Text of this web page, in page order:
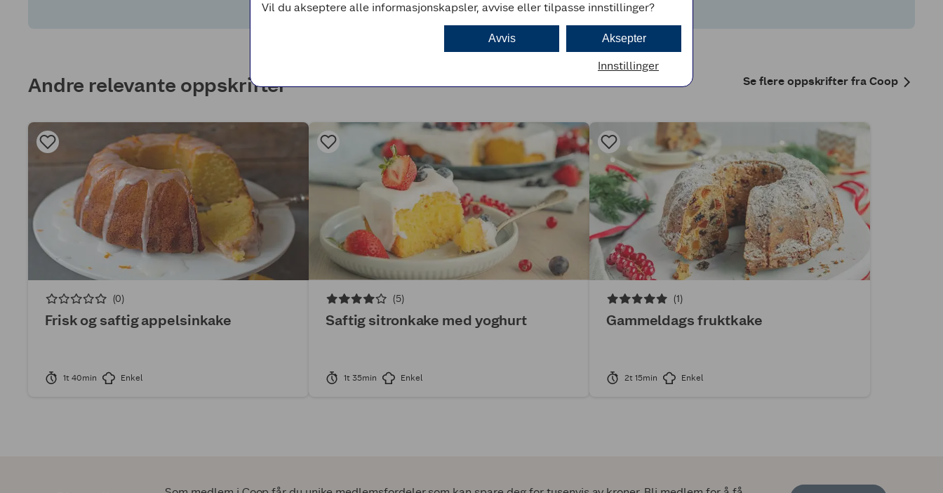
Andre relevante oppskrifter Se flere oppskrifter fra Coop
(0)
Frisk og saftig appelsinkake
1t 40min Enkel
(5)
Saftig sitronkake med yoghurt
1t 35min Enkel
(1)
Gammeldags fruktkake
2t 15min Enkel
Vil du akseptere alle informasjonskapsler, avvise eller tilpasse innstillinger?
Aksepter
Avvis
Innstillinger